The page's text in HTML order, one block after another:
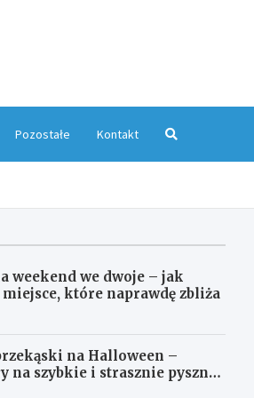
Pozostałe Kontakt
weekend we dwoje – jak
które naprawdę zbliża
na Halloween –
na szybkie i strasznie pyszne